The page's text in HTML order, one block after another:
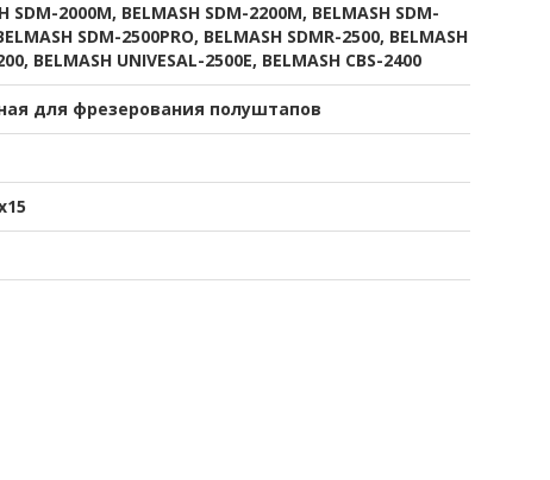
SDM-2000M, BELMASH SDM-2200M, BELMASH SDM-
SDM-2500PRO, BELMASH SDMR-2500, BELMASH
BELMASH UNIVESAL-2500E, BELMASH CBS-2400
для фрезерования полуштапов